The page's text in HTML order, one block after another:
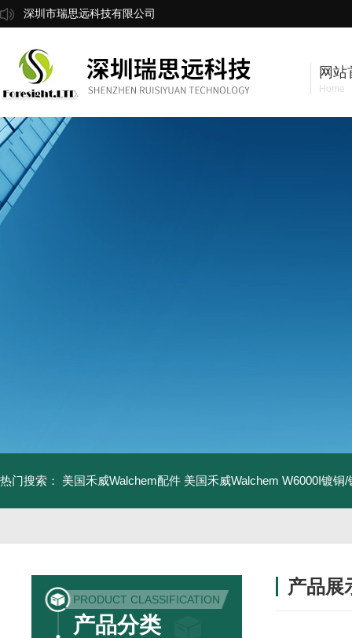
深圳市瑞思远科技有限公司
网站
Home
热门搜索： 美国禾威Walchem配件 美国禾威Walchem W6000I镀铜
PRODUCT CLASSIFICATION
产品分类
产品展